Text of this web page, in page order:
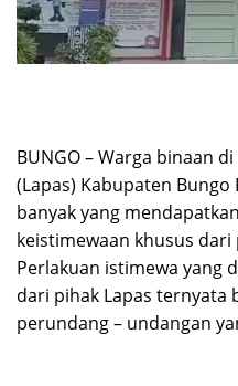
BUNGO – Warga binaan
(Lapas) Kabupaten
banyak yang
keistimewaan khusus dari
Perlakuan istimewa yang
dari pihak Lapas
perundang – undangan